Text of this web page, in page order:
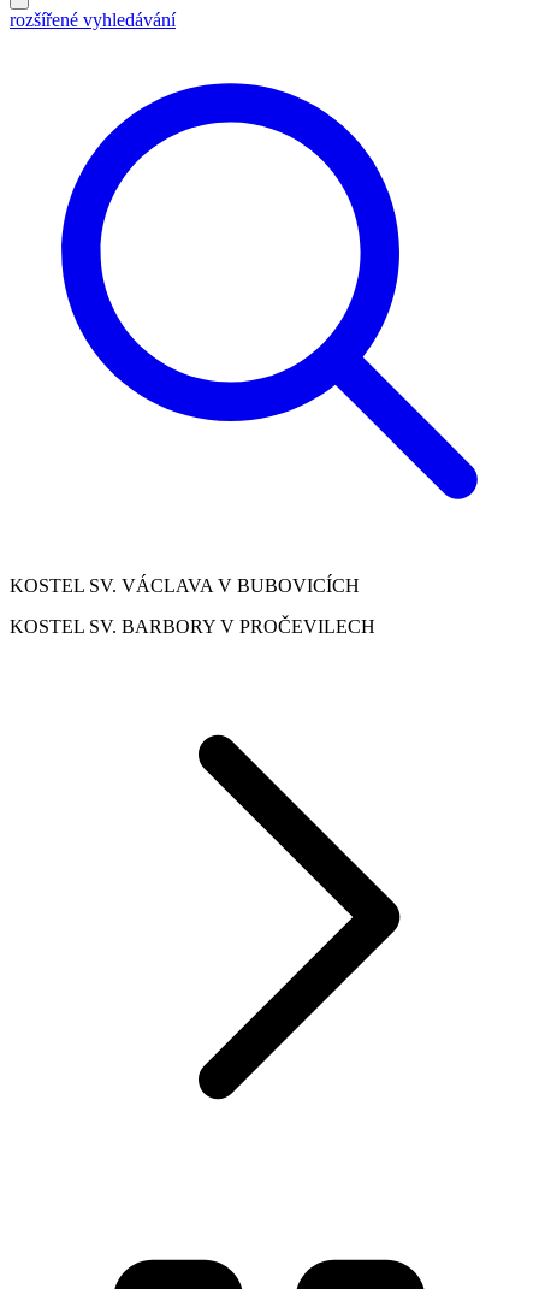
rozšířené vyhledávání
KOSTEL SV. VÁCLAVA V BUBOVICÍCH
KOSTEL SV. BARBORY V PROČEVILECH